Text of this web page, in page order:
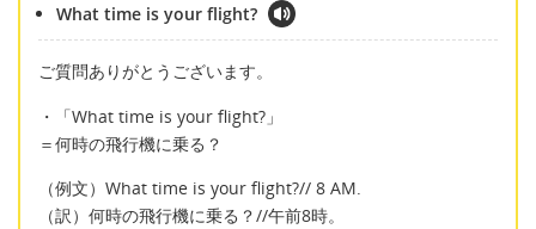
What time is your flight?
ご質問ありがとうございます。
・「What time is your flight?」
＝何時の飛行機に乗る？
（例文）What time is your flight?// 8 AM.
（訳）何時の飛行機に乗る？//午前8時。